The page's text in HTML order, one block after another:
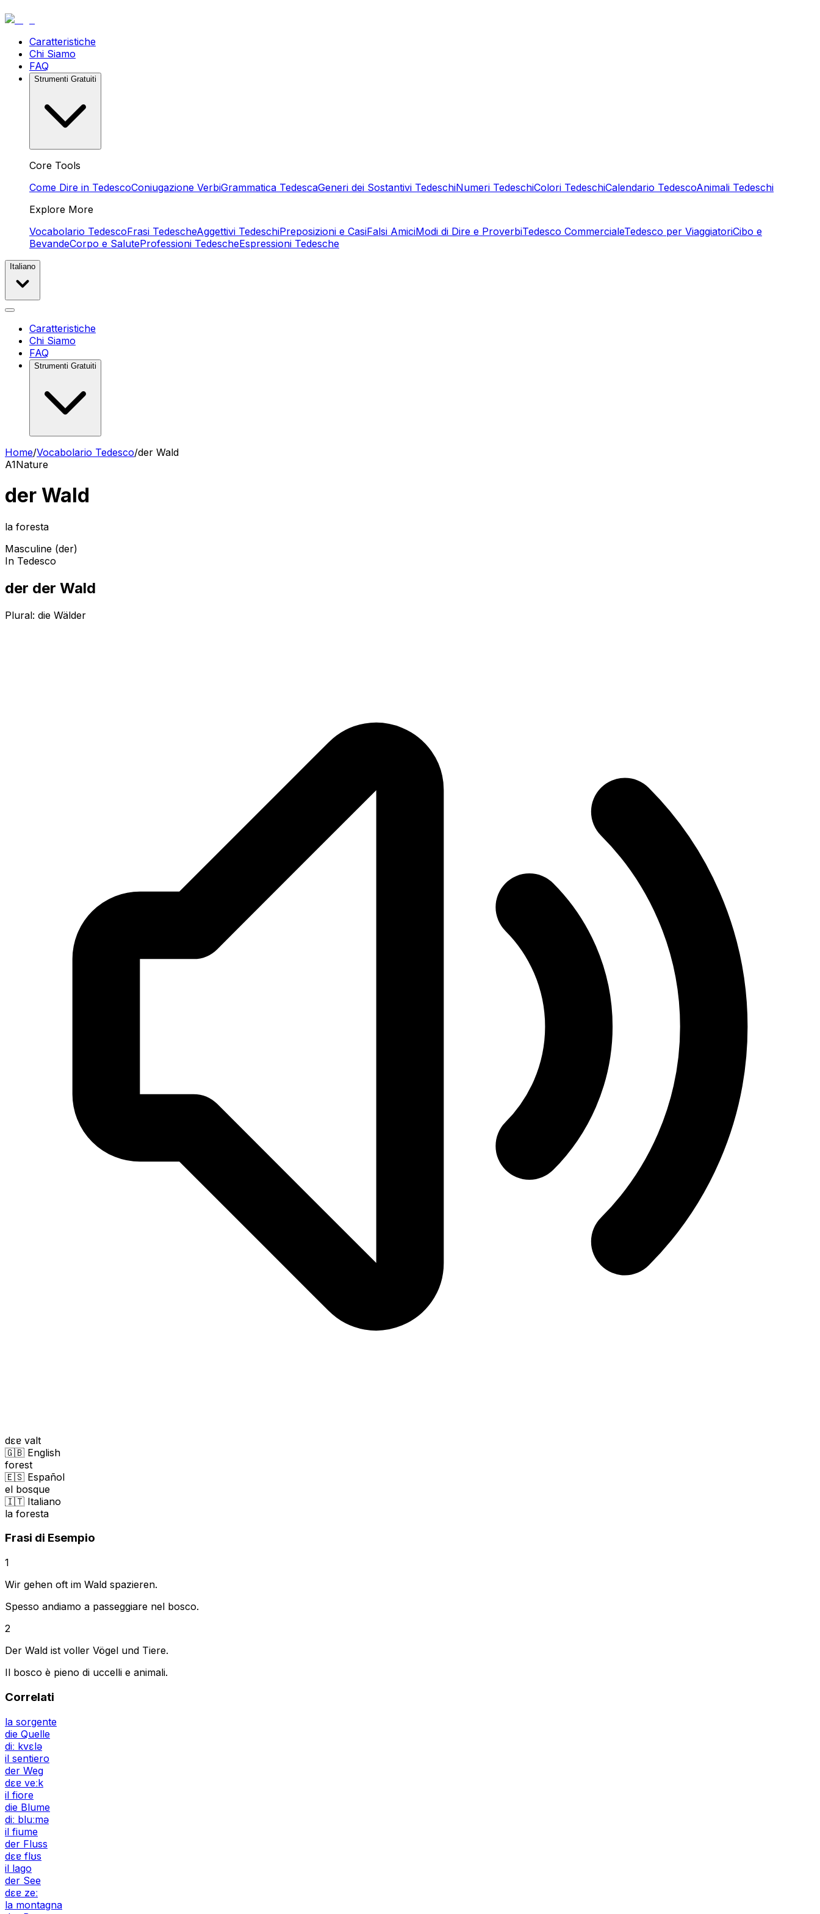
Caratteristiche
Chi Siamo
FAQ
Strumenti Gratuiti
Core Tools
Come Dire in TedescoConiugazione VerbiGrammatica TedescaGeneri dei Sostantivi TedeschiNumeri TedeschiColori TedeschiCalendario TedescoAnimali Tedeschi
Explore More
Vocabolario TedescoFrasi TedescheAggettivi TedeschiPreposizioni e CasiFalsi AmiciModi di Dire e ProverbiTedesco CommercialeTedesco per ViaggiatoriCibo e
BevandeCorpo e SaluteProfessioni TedescheEspressioni Tedesche
Italiano
Caratteristiche
Chi Siamo
FAQ
Strumenti Gratuiti
Home/Vocabolario Tedesco/der Wald
A1Nature
der Wald
la foresta
Masculine (der)
In Tedesco
der der Wald
Plural: die Wälder
dɛɐ valt
🇬🇧 English
forest
🇪🇸 Español
el bosque
🇮🇹 Italiano
la foresta
Frasi di Esempio
1
Wir gehen oft im Wald spazieren.
Spesso andiamo a passeggiare nel bosco.
2
Der Wald ist voller Vögel und Tiere.
Il bosco è pieno di uccelli e animali.
Correlati
la sorgente
die Quelle
diː kvɛlə
il sentiero
der Weg
dɛɐ veːk
il fiore
die Blume
diː bluːmə
il fiume
der Fluss
dɛɐ flʊs
il lago
der See
dɛɐ zeː
la montagna